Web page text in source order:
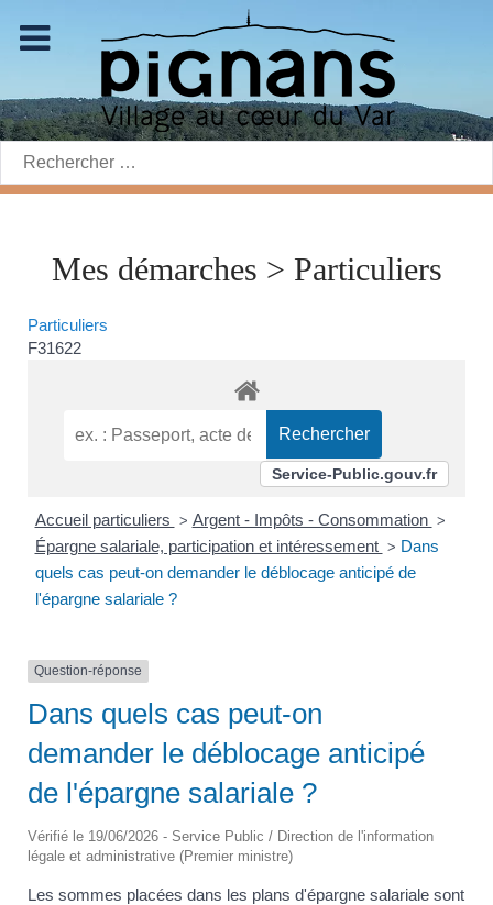
Rechercher:
Mes démarches > Particuliers
Particuliers
F31622
Service-Public.gouv.fr
Accueil particuliers > Argent - Impôts - Consommation >
Épargne salariale, participation et intéressement > Dans
quels cas peut-on demander le déblocage anticipé de
l'épargne salariale ?
Question-réponse
Dans quels cas peut-on
demander le déblocage anticipé
de l'épargne salariale ?
Vérifié le 19/06/2026 - Service Public / Direction de l'information
légale et administrative (Premier ministre)
Les sommes placées dans les plans d'épargne salariale sont